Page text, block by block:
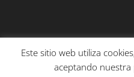
Este sitio web utiliza
aceptando nuestra